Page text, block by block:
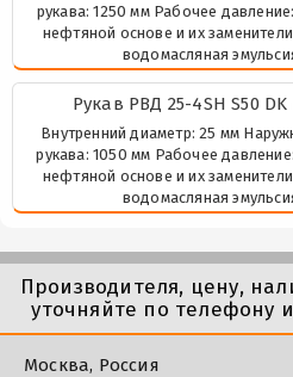
рукава: 1250 мм Рабочее
нефтяной основе и их
водомасляная
Рукав РВД 25-4SH S50
Внутренний диаметр: 25 мм
рукава: 1050 мм Рабочее
нефтяной основе и их
водомасляная
Производителя, цену,
уточняйте по телефону
Москва, Россия